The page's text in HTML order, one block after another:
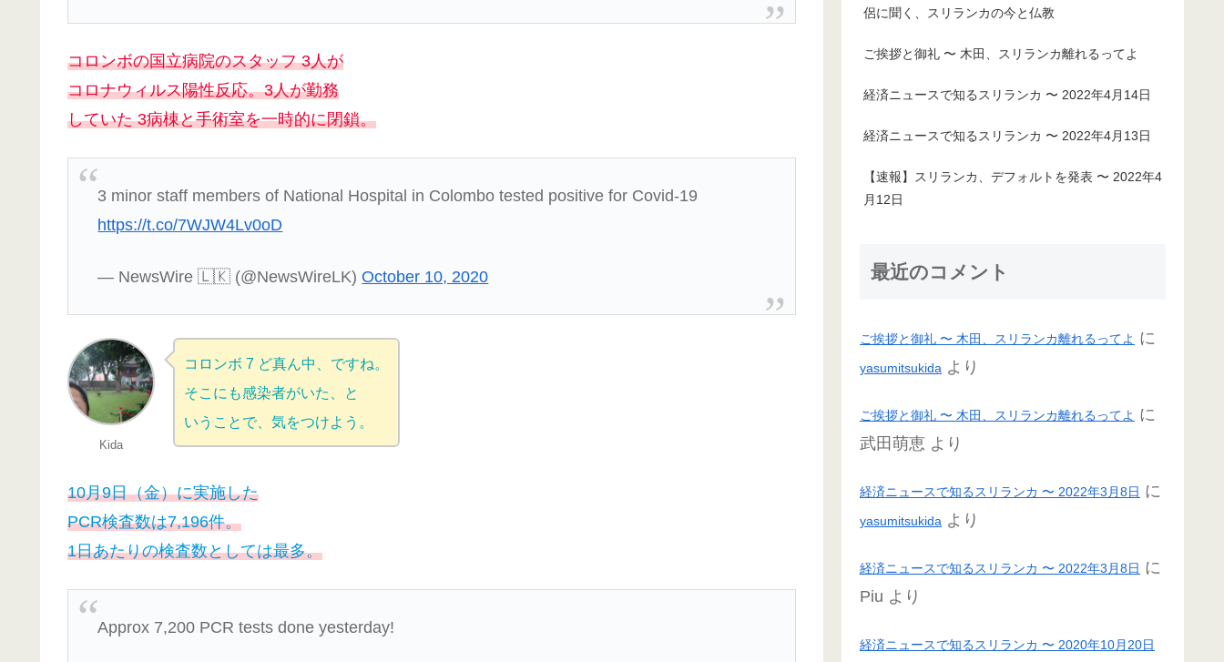
コロンボの国立病院のスタッフ 3人が
コロナウィルス陽性反応。3人が勤務
していた 3病棟と手術室を一時的に閉鎖。
3 minor staff members of National Hospital in Colombo tested positive for Covid-19
https://t.co/7WJW4Lv0oD
— NewsWire 🇱🇰 (@NewsWireLK)October 10, 2020
Kida
コロンボ 7 ど真ん中、ですね。
そこにも感染者がいた、と
いうことで、気をつけよう。
10月9日（金）に実施した
PCR検査数は7,196件。
1日あたりの検査数としては最多。
Approx 7,200 PCR tests done yesterday!
侶に聞く、スリランカの今と仏教
ご挨拶と御礼 〜 木田、スリランカ離れるってよ
経済ニュースで知るスリランカ 〜 2022年4月14日
経済ニュースで知るスリランカ 〜 2022年4月13日
【速報】スリランカ、デフォルトを発表 〜 2022年4
月12日
最近のコメント
ご挨拶と御礼 〜 木田、スリランカ離れるってよ に
yasumitsukida より
ご挨拶と御礼 〜 木田、スリランカ離れるってよ に
武田萌恵 より
経済ニュースで知るスリランカ 〜 2022年3月8日 に
yasumitsukida より
経済ニュースで知るスリランカ 〜 2022年3月8日 に
Piu より
経済ニュースで知るスリランカ 〜 2020年10月20日